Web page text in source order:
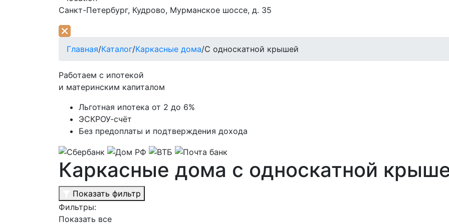
Санкт-Петербург, Кудрово, Мурманское шоссе, д. 35
Главная/Каталог/Каркасные дома/С односкатной крышей
Работаем с ипотекой
и материнским капиталом
Льготная ипотека от 2 до 6%
ЭСКРОУ-счёт
Без предоплаты и подтверждения дохода
Каркасные дома с односкатной
Показать фильтр
Фильтры:
Показать все